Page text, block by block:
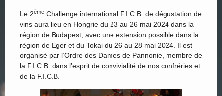
Le 2ème Challenge international F.I.C.B. de dégustation de
vins aura lieu en Hongrie du 23 au 26 mai 2024 dans la
région de Budapest, avec une extension possible dans la
région de Eger et du Tokai du 26 au 28 mai 2024. Il est
organisé par l’Ordre des Dames de Pannonie, membre de
la F.I.C.B. dans l’esprit de convivialité de nos confréries et
de la F.I.C.B.